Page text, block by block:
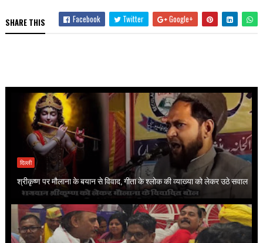
SHARE THIS Facebook Twitter Google+
दिल्ली
श्रीकृष्ण पर मौलाना के बयान से विवाद, गीता के श्लोक की व्याख्या को लेकर उठे सवाल